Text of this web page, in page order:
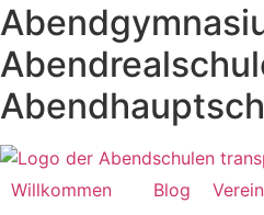
Willkommen Blog Verein